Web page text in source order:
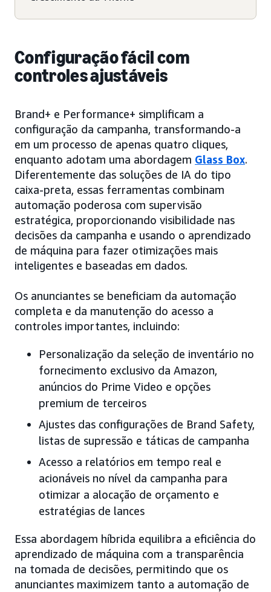
Configuração fácil com
controles ajustáveis
Brand+ e Performance+ simplificam a
configuração da campanha, transformando-a
em um processo de apenas quatro cliques,
enquanto adotam uma abordagem Glass Box.
Diferentemente das soluções de IA do tipo
caixa-preta, essas ferramentas combinam
automação poderosa com supervisão
estratégica, proporcionando visibilidade nas
decisões da campanha e usando o aprendizado
de máquina para fazer otimizações mais
inteligentes e baseadas em dados.
Os anunciantes se beneficiam da automação
completa e da manutenção do acesso a
controles importantes, incluindo:
Personalização da seleção de inventário no
fornecimento exclusivo da Amazon,
anúncios do Prime Video e opções
premium de terceiros
Ajustes das configurações de Brand Safety,
listas de supressão e táticas de campanha
Acesso a relatórios em tempo real e
acionáveis no nível da campanha para
otimizar a alocação de orçamento e
estratégias de lances
Essa abordagem híbrida equilibra a eficiência do
aprendizado de máquina com a transparência
na tomada de decisões, permitindo que os
anunciantes maximizem tanto a automação de